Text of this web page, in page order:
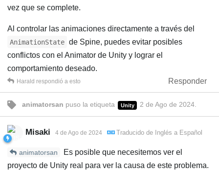
vez que se complete.
Al controlar las animaciones directamente a través del
AnimationState de Spine, puedes evitar posibles
conflictos con el Animator de Unity y lograr el
comportamiento deseado.
Responder
Harald respondió a esto
animatorsan puso la etiqueta Unity 2 de Ago de 2024
Misaki 4 de Ago de 2024 Traducido de Inglés a Español
animatorsan
Es posible que necesitemos ver el
proyecto de Unity real para ver la causa de este problema.